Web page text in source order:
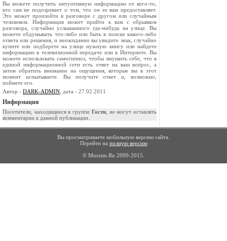
Вы можете получить интуитивную информацию от кого-то,
кто сам не подозревает о том, что он ее вам предоставляет.
Это может произойти в разговоре с другом или случайным
человеком. Информация может прийти к вам с обрывком
разговора, случайно услышанного где-нибудь на улице. Вы
можете обдумывать что-либо или быть в поиске какого-либо
ответа или решения, и неожиданно вы увидите знак, случайно
купите или подберете на улице нужную книгу или найдете
информацию в телевизионной передаче или в Интернете. Вы
можете использовать самогипноз, чтобы внушить себе, что в
единой информационной сети есть ответ на ваш вопрос, а
затем обратить внимание на ощущения, которые вы в этот
момент испытываете. Вы получите ответ и, возможно,
поймете его.
Автор - DARK-ADMIN , дата - 27.02.2011
Информация
Посетители, находящиеся в группе Гости, не могут оставлять
комментарии к данной публикации.
Вы просматриваете мобильную версию сайта.
Перейти на полную версию
© Murzim.Ru 2009-2015.